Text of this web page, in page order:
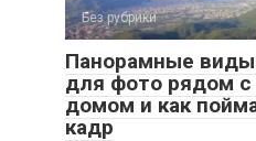
Без рубрики
Панорамные
для фото рядом
домом и как
кадр